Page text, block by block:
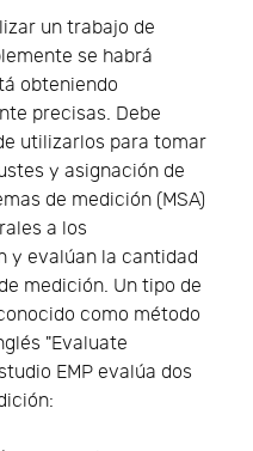
un trabajo de
se habrá
obteniendo
precisas. Debe
utilizarlos para tomar
y asignación de
de medición (MSA)
a los
y evalúan la cantidad
medición. Un tipo de
como método
"Evaluate
EMP evalúa dos